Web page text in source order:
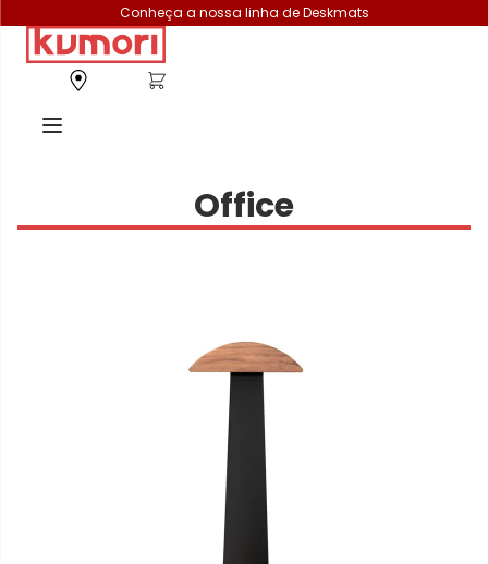
Conheça a nossa linha de Deskmats
Office